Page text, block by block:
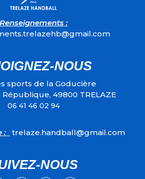
Renseignements :
NOUS
sports de la Goducière
République, 49800 TRELAZE
06 41 46 02 94
: trelaze.handball@gmail.com
NOUS